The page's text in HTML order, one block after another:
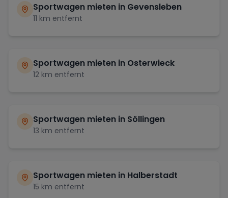
Sportwagen mieten in Gevensleben
11 km entfernt
Sportwagen mieten in Osterwieck
12 km entfernt
Sportwagen mieten in Söllingen
13 km entfernt
Sportwagen mieten in Halberstadt
15 km entfernt